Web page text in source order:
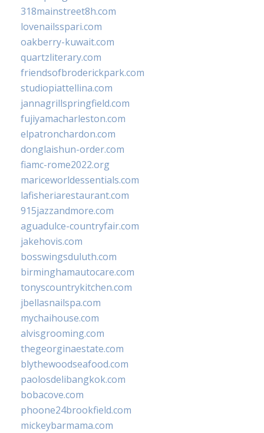
318mainstreet8h.com
lovenailsspari.com
oakberry-kuwait.com
quartzliterary.com
friendsofbroderickpark.com
studiopiattellina.com
jannagrillspringfield.com
fujiyamacharleston.com
elpatronchardon.com
donglaishun-order.com
fiamc-rome2022.org
mariceworldessentials.com
lafisheriarestaurant.com
915jazzandmore.com
aguadulce-countryfair.com
jakehovis.com
bosswingsduluth.com
birminghamautocare.com
tonyscountrykitchen.com
jbellasnailspa.com
mychaihouse.com
alvisgrooming.com
thegeorginaestate.com
blythewoodseafood.com
paolosdelibangkok.com
bobacove.com
phoone24brookfield.com
mickeybarmama.com